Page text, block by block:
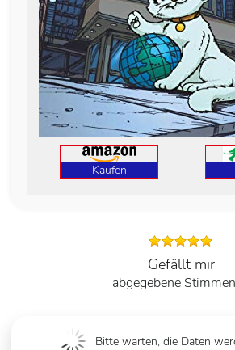
Kaufen
Gefällt mir
Bitte warten, die Daten